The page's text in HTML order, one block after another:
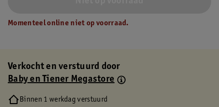
Momenteel online niet op voorraad.
Verkocht en verstuurd door
Baby en Tiener Megastore
Binnen 1 werkdag verstuurd